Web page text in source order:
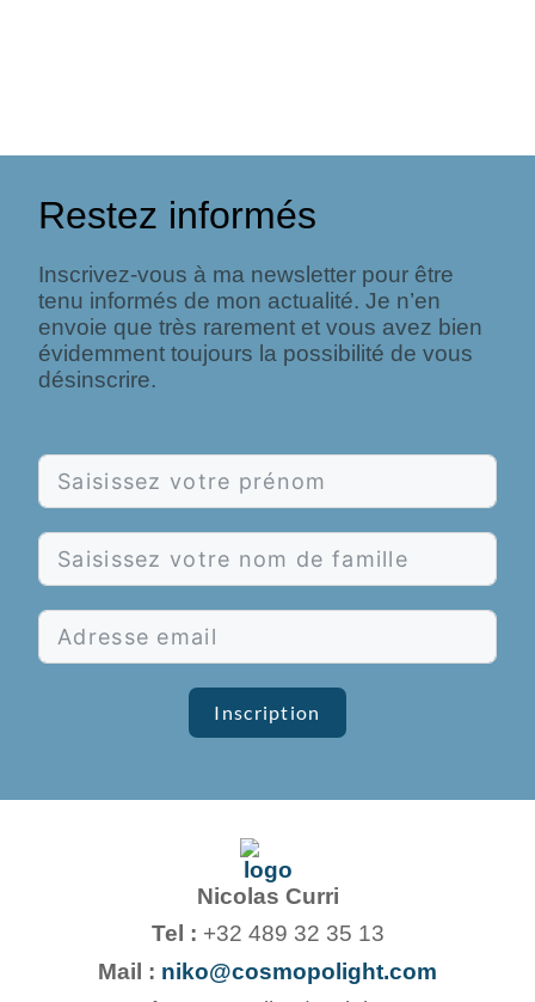
Restez informés
Inscrivez-vous à ma newsletter pour être
tenu informés de mon actualité. Je n’en
envoie que très rarement et vous avez bien
évidemment toujours la possibilité de vous
désinscrire.
Inscription
Nicolas Curri
Tel : +32 489 32 35 13
Mail : niko@cosmopolight.com